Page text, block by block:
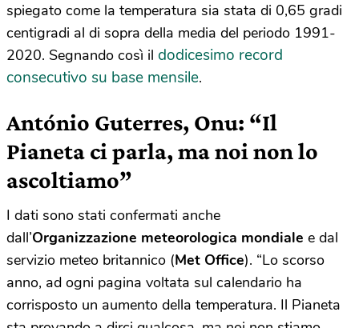
spiegato come la temperatura sia stata di 0,65 gradi
centigradi al di sopra della media del periodo 1991-
2020. Segnando così il dodicesimo record
consecutivo su base mensile.
António Guterres, Onu: “Il
Pianeta ci parla, ma noi non lo
ascoltiamo”
I dati sono stati confermati anche
dall’Organizzazione meteorologica mondiale e dal
servizio meteo britannico (Met Office). “Lo scorso
anno, ad ogni pagina voltata sul calendario ha
corrisposto un aumento della temperatura. Il Pianeta